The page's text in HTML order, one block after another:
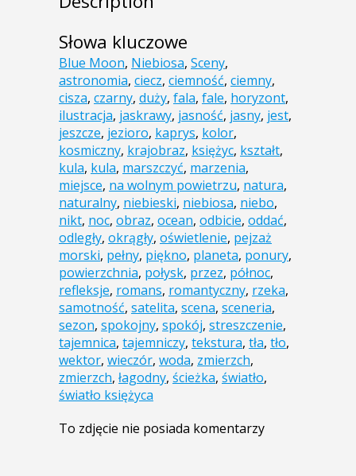
Słowa kluczowe
Blue Moon, Niebiosa, Sceny,
astronomia, ciecz, ciemność, ciemny,
cisza, czarny, duży, fala, fale, horyzont,
ilustracja, jaskrawy, jasność, jasny, jest,
jeszcze, jezioro, kaprys, kolor,
kosmiczny, krajobraz, księżyc, kształt,
kula, kula, marszczyć, marzenia,
miejsce, na wolnym powietrzu, natura,
naturalny, niebieski, niebiosa, niebo,
nikt, noc, obraz, ocean, odbicie, oddać,
odległy, okrągły, oświetlenie, pejzaż
morski, pełny, piękno, planeta, ponury,
powierzchnia, połysk, przez, północ,
refleksje, romans, romantyczny, rzeka,
samotność, satelita, scena, sceneria,
sezon, spokojny, spokój, streszczenie,
tajemnica, tajemniczy, tekstura, tła, tło,
wektor, wieczór, woda, zmierzch,
zmierzch, łagodny, ścieżka, światło,
światło księżyca
To zdjęcie nie posiada komentarzy